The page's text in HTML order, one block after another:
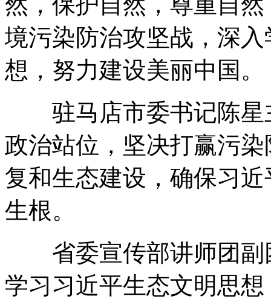
境污染防治攻坚战，深
想，努力建设美丽中国。
驻马店市委书记陈星
政治站位，坚决打赢污
复和生态建设，确保习
生根。
省委宣传部讲师团副
学习习近平生态文明思